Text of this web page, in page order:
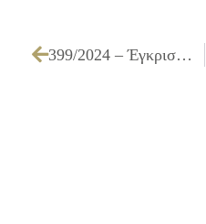
399/2024 – Έγκριση τεχνικών προδιαγραφών, καθορισμός όρων διακήρυξης, τρόπου εκτέλεσης και συγκρότησης επιτροπής διενέργειας διαγωνισμού και αξιολόγησης υποβαλλόμενων προσφορών που αφορούν στον ανοιχτό ηλεκτρονικό διαγωνισμό κάτω των ορίων, με κριτήριο ανάθεσης την πλέον συμφέρουσα από οικονομική άποψη προσφορά αποκλειστικά βάσει τιμής, για την «Ηχητική κάλυψη εκδηλώσεων»